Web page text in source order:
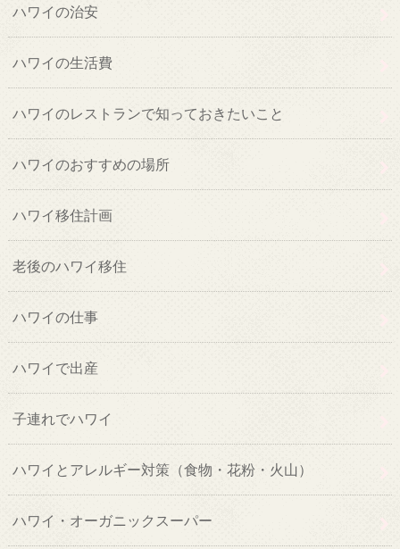
ハワイの治安
ハワイの生活費
ハワイのレストランで知っておきたいこと
ハワイのおすすめの場所
ハワイ移住計画
老後のハワイ移住
ハワイの仕事
ハワイで出産
子連れでハワイ
ハワイとアレルギー対策（食物・花粉・火山）
ハワイ・オーガニックスーパー